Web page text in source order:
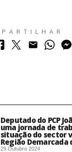
PARTILHAR
Deputado do PCP
uma jornada de
situação do sector
Região Demarcada
29 Outubro 2024